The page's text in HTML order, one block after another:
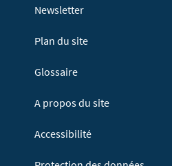
Newsletter
Plan du site
Glossaire
A propos du site
Accessibilité